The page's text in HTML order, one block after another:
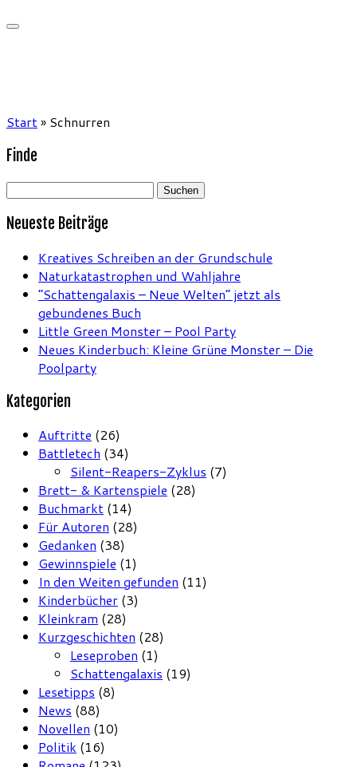
Start» Schnurren
Finde
Suchen
Neueste Beiträge
Kreatives Schreiben an der Grundschule
Naturkatastrophen und Wahljahre
“Schattengalaxis – Neue Welten” jetzt als
gebundenes Buch
Little Green Monster – Pool Party
Neues Kinderbuch: Kleine Grüne Monster – Die
Poolparty
Kategorien
Auftritte (26)
Battletech (34)
Silent-Reapers-Zyklus (7)
Brett- & Kartenspiele (28)
Buchmarkt (14)
Für Autoren (28)
Gedanken (38)
Gewinnspiele (1)
In den Weiten gefunden (11)
Kinderbücher (3)
Kleinkram (28)
Kurzgeschichten (28)
Leseproben (1)
Schattengalaxis (19)
Lesetipps (8)
News (88)
Novellen (10)
Politik (16)